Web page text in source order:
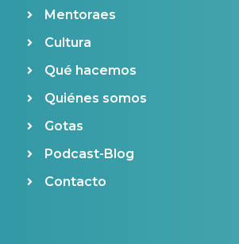
Mentoraes
Cultura
Qué hacemos
Quiénes somos
Gotas
Podcast-Blog
Contacto